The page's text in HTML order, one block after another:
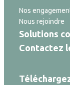
Nos
Nous rejoindre
Solutions
Contactez